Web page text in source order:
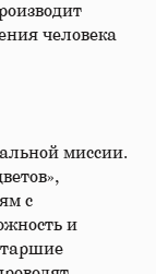
человека
миссии.
с
и